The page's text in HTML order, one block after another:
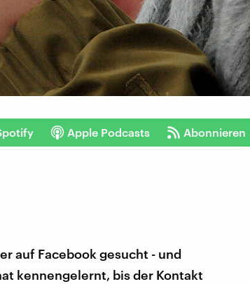
Apple Podcasts Abonnieren
auf Facebook gesucht - und
kennengelernt, bis der Kontakt